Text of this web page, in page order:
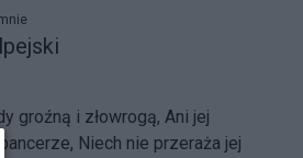
groźną i złowrogą, Ani jej
Niech nie przeraża jej